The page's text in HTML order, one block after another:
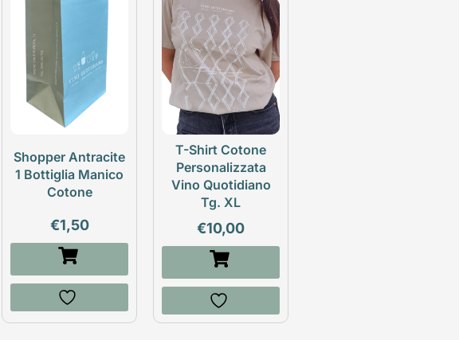
Shopper Antracite
1 Bottiglia Manico
Cotone
€1,50
T-Shirt Cotone
Personalizzata
Vino Quotidiano
Tg. XL
€10,00